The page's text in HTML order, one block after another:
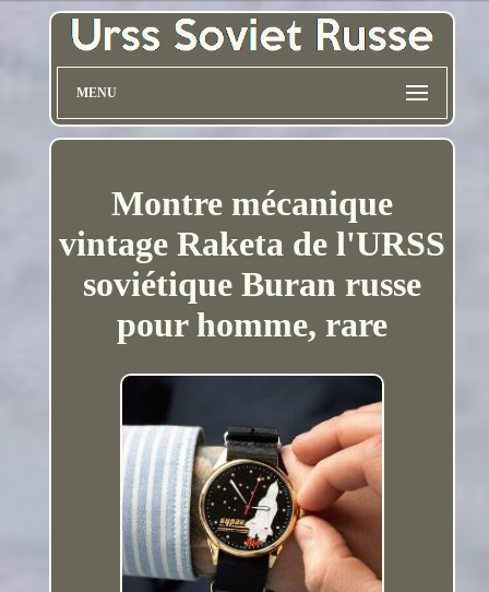
MENU
Montre mécanique
vintage Raketa de l'URSS
soviétique Buran russe
pour homme, rare